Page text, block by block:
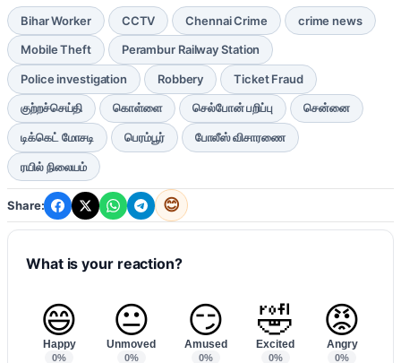
Bihar Worker CCTV Chennai Crime crime news
Mobile Theft Perambur Railway Station
Police investigation Robbery Ticket Fraud
குற்றச்செய்தி கொள்ளை செல்போன் பறிப்பு சென்னை
டிக்கெட் மோசடி பெரம்பூர் போலீஸ் விசாரணை
ரயில் நிலையம்
Share: 😊
What is your reaction?
😄
Happy
0%
😐
Unmoved
0%
😏
Amused
0%
🤣
Excited
0%
😡
Angry
0%